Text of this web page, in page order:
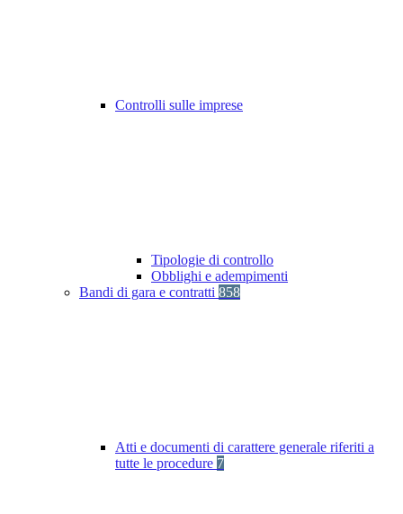
Controlli sulle imprese
Tipologie di controllo
Obblighi e adempimenti
Bandi di gara e contratti 858
Atti e documenti di carattere generale riferiti a
tutte le procedure 7